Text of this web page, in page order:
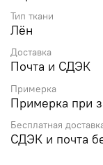
Тип ткани
Лён
Доставка
Почта и СДЭК
Примерка
Примерка при
Бесплатная
СДЭК и почта